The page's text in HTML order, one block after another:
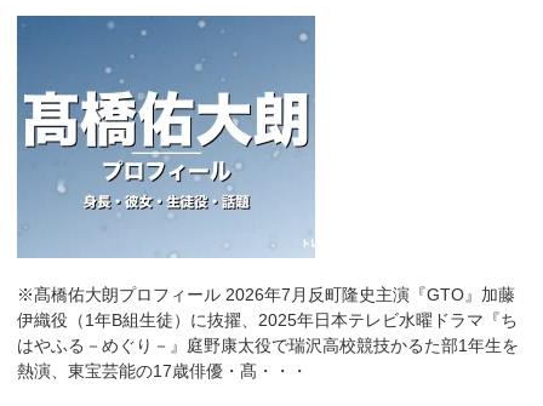
※髙橋佑大朗プロフィール 2026年7月反町隆史主演『GTO』加藤
伊織役（1年B組生徒）に抜擢、2025年日本テレビ水曜ドラマ『ち
はやふる－めぐり－』庭野康太役で瑞沢高校競技かるた部1年生を
熱演、東宝芸能の17歳俳優・髙・・・